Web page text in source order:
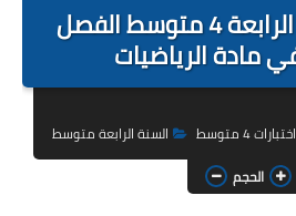
التربية التحضيرية
السنة الاولى ابتدائي
السنة الثانية ابتدائي
السنة الثالثة ابتدائي
اختبارات السنة الرابعة 4 متوسط الفصل
اختبارات 4 متوسط
السنة الرابعة متوسط
الحجم